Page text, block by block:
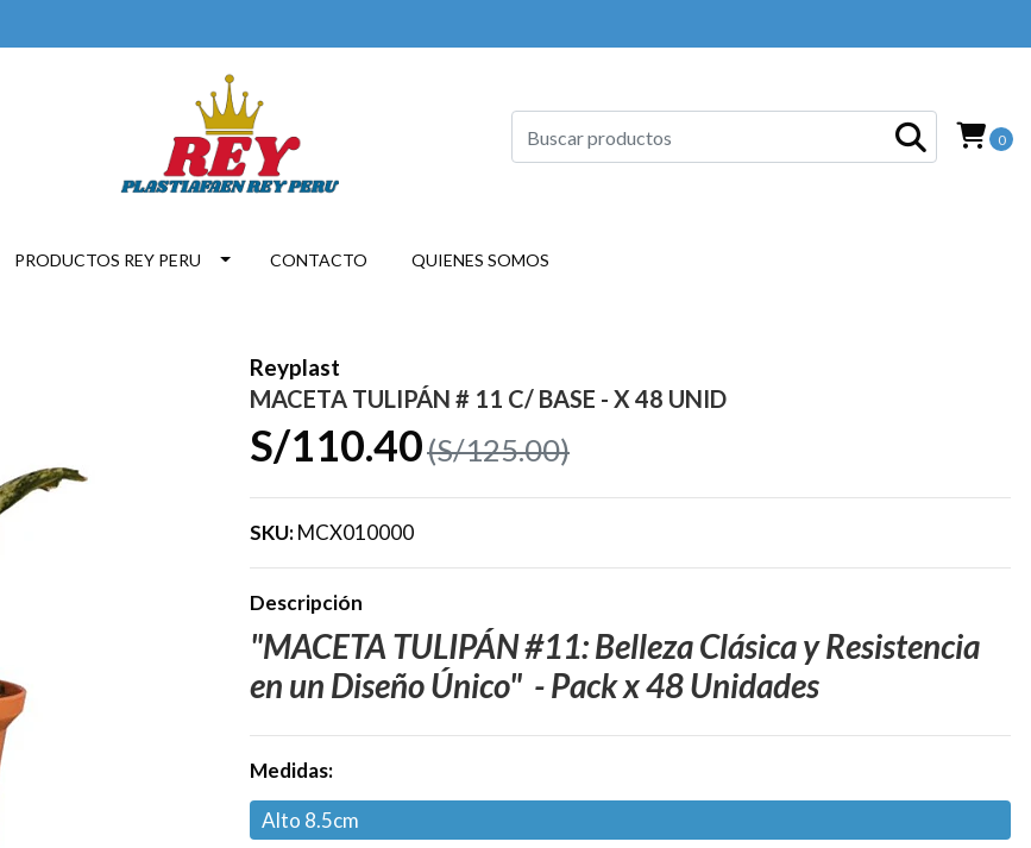
0
PRODUCTOS REY PERU CONTACTO QUIENES SOMOS
Reyplast
MACETA TULIPÁN # 11 C/ BASE - X 48 UNID
S/110.40(S/125.00)
SKU:MCX010000
Descripción
"MACETA TULIPÁN #11: Belleza Clásica y Resistencia
en un Diseño Único" - Pack x 48 Unidades
Medidas:
Alto 8.5cm